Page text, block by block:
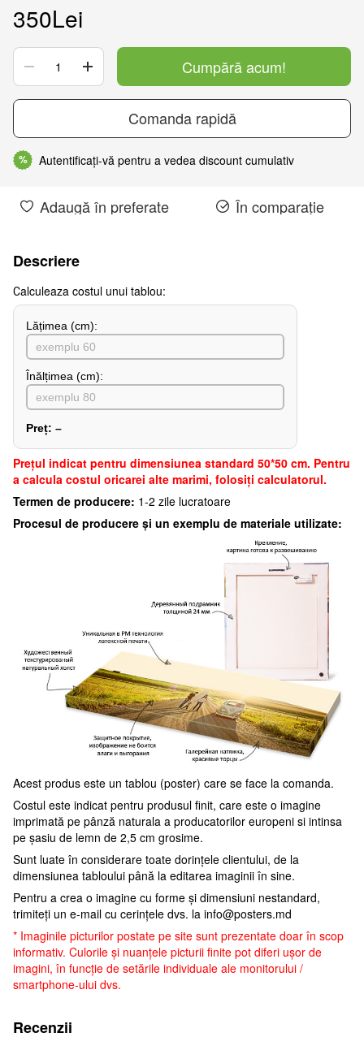
350Lei
Cumpără acum!
Comanda rapidă
% Autentificați-vă pentru a vedea discount cumulativ
Adaugă în preferate În comparație
Descriere
Сalculeaza costul unui tablou:
Lățimea (сm):
Înălțimea (cm):
Preț: –
Preţul indicat pentru dimensiunea standard 50*50 cm. Pentru
a calcula costul oricarei alte marimi, folosiți calculatorul.
Termen de producere: 1-2 zile lucratoare
Procesul de producere și un exemplu de materiale utilizate:
Acest produs este un tablou (poster) care se face la comanda.
Costul este indicat pentru produsul finit, care este o imagine
imprimată pe pânză naturala a producatorilor europeni si intinsa
pe șasiu de lemn de 2,5 cm grosime.
Sunt luate în considerare toate dorințele clientului, de la
dimensiunea tabloului până la editarea imaginii în sine.
Pentru a crea o imagine cu forme și dimensiuni nestandard,
trimiteți un e-mail cu cerințele dvs. la info@posters.md
* Imaginile picturilor postate pe site sunt prezentate doar în scop
informativ. Culorile și nuanțele picturii finite pot diferi ușor de
imagini, în funcție de setările individuale ale monitorului /
smartphone-ului dvs.
Recenzii